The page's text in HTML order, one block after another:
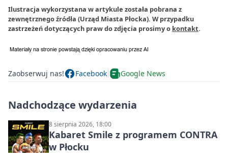
Ilustracja wykorzystana w artykule została pobrana z
zewnętrznego źródła (Urząd Miasta Płocka). W przypadku
zastrzeżeń dotyczących praw do zdjęcia prosimy o kontakt.
Zaobserwuj nas! Facebook Google News
Nadchodzące wydarzenia
8 sierpnia 2026, 18:00
Kabaret Smile z programem CONTRA
w Płocku